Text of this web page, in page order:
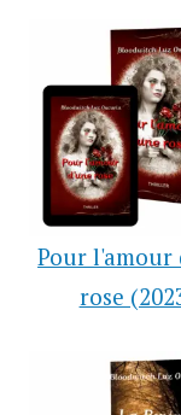
Pour l'amour
rose